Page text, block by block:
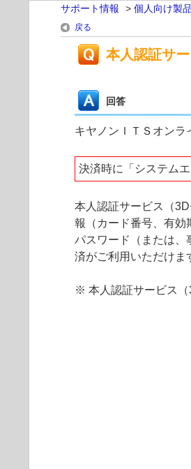
サポート情報 > 個人向け製
戻る
本人認証サ
回答
キヤノンＩＴＳオンラ
決済時に「システム
本人認証サービス（
報（カード番号、有効
パスワード（または
済がご利用いただけま
※ 本人認証サービス（